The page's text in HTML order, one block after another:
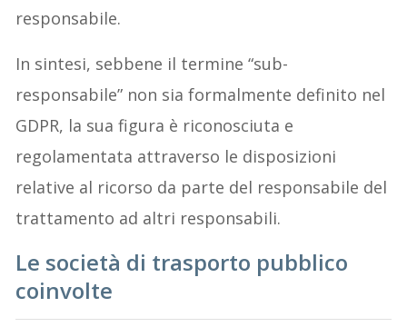
responsabile.​
In sintesi, sebbene il termine “sub-
responsabile” non sia formalmente definito nel
GDPR, la sua figura è riconosciuta e
regolamentata attraverso le disposizioni
relative al ricorso da parte del responsabile del
trattamento ad altri responsabili.
Le società di trasporto pubblico
coinvolte